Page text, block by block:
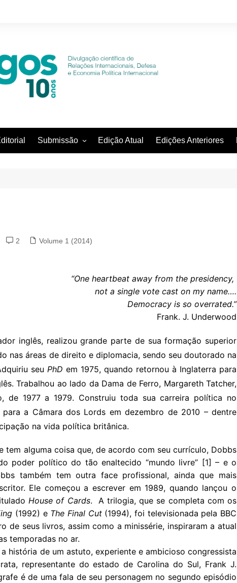
Submissão Edição Atual Edições Anteriores
2 Volume 1 (2014)
“One heartbeat away from the presidency,
not a single vote cast on my name….
Democracy is so overrated.”
Frank. J. Underwood
inglês, realizou grande parte de sua formação superior
nas áreas de direito e diplomacia, sendo seu doutorado na
seu PhD em 1975, quando retornou à Inglaterra para
Trabalhou ao lado da Dama de Ferro, Margareth Tatcher,
de 1977 a 1979. Construiu toda sua carreira política no
a Câmara dos Lords em dezembro de 2010 – dentre
na vida política britânica.
tem alguma coisa que, de acordo com seu currículo, Dobbs
poder político do tão enaltecido “mundo livre” [1] – e o
também tem outra face profissional, ainda que mais
Ele começou a escrever em 1989, quando lançou o
House of Cards. A trilogia, que se completa com os
(1992) e The Final Cut(1994), foi televisionada pela BBC
de seus livros, assim como a minissérie, inspiraram a atual
temporadas no ar.
história de um astuto, experiente e ambicioso congressista
representante do estado de Carolina do Sul, Frank J.
é de uma fala de seu personagem no segundo episódio